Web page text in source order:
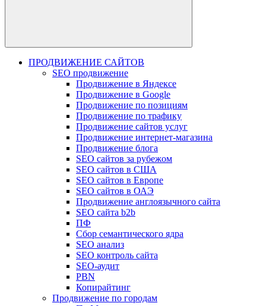
ПРОДВИЖЕНИЕ САЙТОВ
SEO продвижение
Продвижение в Яндексе
Продвижение в Google
Продвижение по позициям
Продвижение по трафику
Продвижение сайтов услуг
Продвижение интернет-магазина
Продвижение блога
SEO сайтов за рубежом
SEO сайтов в США
SEO сайтов в Европе
SEO сайтов в ОАЭ
Продвижение англоязычного сайта
SEO сайта b2b
ПФ
Сбор семантического ядра
SEO анализ
SEO контроль сайта
SEO-аудит
PBN
Копирайтинг
Продвижение по городам